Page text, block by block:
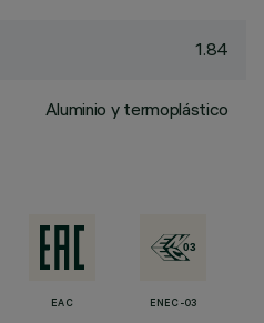
1.84
Aluminio y termoplástico
EAC ENEC-03